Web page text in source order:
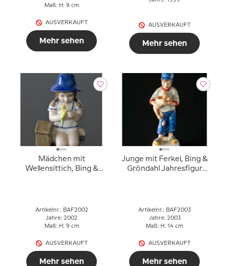
Maß: H: 9 cm
AUSVERKAUFT
Mehr sehen
AUSVERKAUFT
Mehr sehen
Mädchen mit
Wellensittich, Bing &
Artikelnr.: BAF2002
Jahre: 2002
Maß: H: 9 cm
AUSVERKAUFT
Mehr sehen
Junge mit Ferkel, Bing &
Gröndahl Jahresfigur
Artikelnr.: BAF2003
Jahre: 2003
Maß: H: 14 cm
AUSVERKAUFT
Mehr sehen